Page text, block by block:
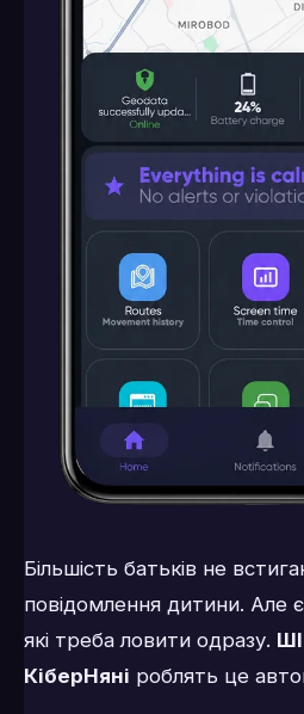
Більшість батьків не
повідомлення дитини. Але
які треба ловити одразу.
КіберНяні роблять це